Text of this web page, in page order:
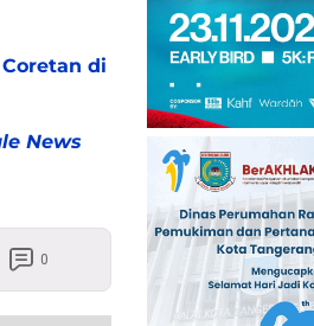
di
News
0